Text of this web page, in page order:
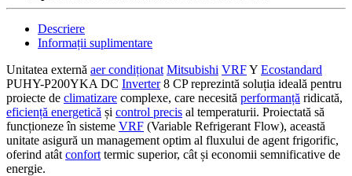
Descriere
Informații suplimentare
Unitatea externă aer condiționat Mitsubishi VRFY Ecostandard
PUHY-P200YKA DC Inverter8 CP reprezintă soluția ideală pentru
proiecte de climatizare complexe, care necesită performanță ridicată,
eficiență energetică și control precis al temperaturii. Proiectată să
funcționeze în sisteme VRF (Variable Refrigerant Flow), această
unitate asigură un management optim al fluxului de agent frigorific,
oferind atât confort termic superior, cât și economii semnificative de
energie.